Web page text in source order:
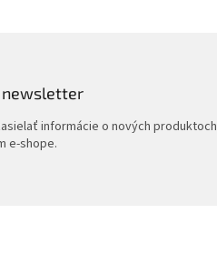
newsletter
informácie o nových produktoch
e-shope.